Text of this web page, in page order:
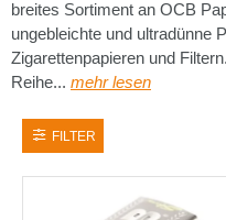
breites Sortiment an OCB
ungebleichte und ultradünne
Zigarettenpapieren und
Reihe... mehr lesen
FILTER